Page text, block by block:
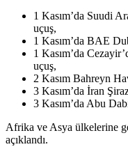
1 Kasım’da Suudi
uçuş,
1 Kasım’da BAE
1 Kasım’da
uçuş,
2 Kasım Bahreyn
3 Kasım’da İran
3 Kasım’da Abu
Afrika ve Asya ülkelerine
açıklandı.